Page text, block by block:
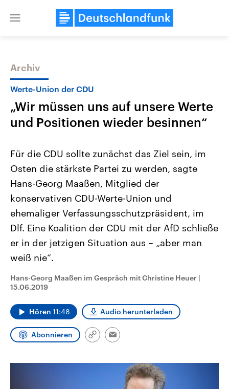
Close
Themen
Landtagswahl Sachsen-Anhalt
2026
Alle Informationen
Sachsen-Anhalt wählt am 6.
September 2026 einen neuen
Landtag. Seit 2021 wird das
Bundesland von einer Koalition aus
Umfragen, Prognosen,
Wahlprogramme, aktuelle Berichte
und Hintergründe zu den Parteien
Wahl.
USA
Aktuelle Beiträge,
Hintergründe
Wirtschaftlich und
gehören die Vereinigten
den mächtigsten Ländern
mit großem Einfluss auf
Sendungen
Audio-Archiv
Archiv
Werte-Union der CDU
„Wir müssen uns auf unsere Werte
und Positionen wieder besinnen“
Für die CDU sollte zunächst das Ziel sein, im
Osten die stärkste Partei zu werden, sagte
Hans-Georg Maaßen, Mitglied der
konservativen CDU-Werte-Union und
ehemaliger Verfassungsschutzpräsident, im
Dlf. Eine Koalition der CDU mit der AfD schließe
er in der jetzigen Situation aus – „aber man
weiß nie“.
Hans-Georg Maaßen im Gespräch mit Christine Heuer |
15.06.2019
Hören 11:48 Audio herunterladen
Abonnieren
Link
Email